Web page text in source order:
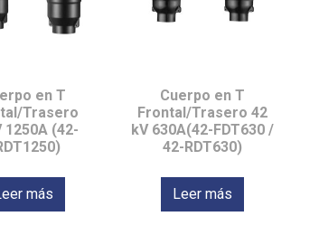
en T
Trasero
1250A (42-
más
Cuerpo en T
Frontal/Trasero 42
kV 630A(42-FDT630 /
42-RDT630)
Leer más